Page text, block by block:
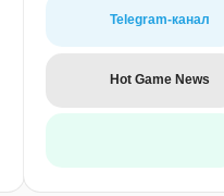
Telegram-канал
Hot Game News